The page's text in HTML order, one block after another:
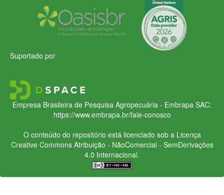
Suportado por
Empresa Brasileira de Pesquisa Agropecuária - Embrapa SAC:
https://www.embrapa.br/fale-conosco
O conteúdo do repositório está licenciado sob a Licença
Creative CommonsAtribuição - NãoComercial - SemDerivações
4.0 Internacional.